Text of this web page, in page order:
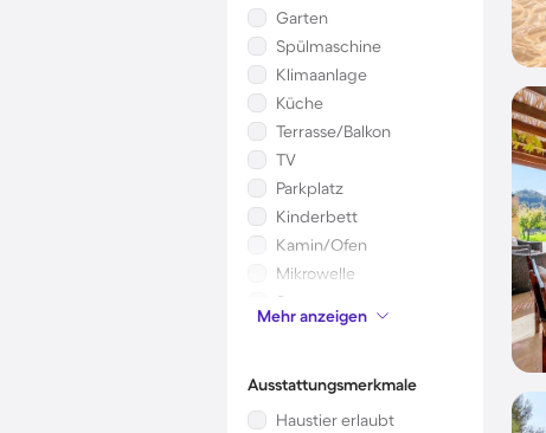
Garten
Spülmaschine
Klimaanlage
Küche
Terrasse/Balkon
TV
Parkplatz
Kinderbett
Kamin/Ofen
Mikrowelle
Sauna
Whirlpool
Mehr anzeigen
Ausstattungsmerkmale
Haustier erlaubt